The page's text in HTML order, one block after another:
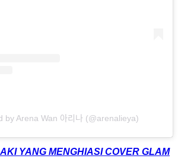
Arena Wan 아리나 (@arenalieya)
YANG MENGHIASI COVER GLAM